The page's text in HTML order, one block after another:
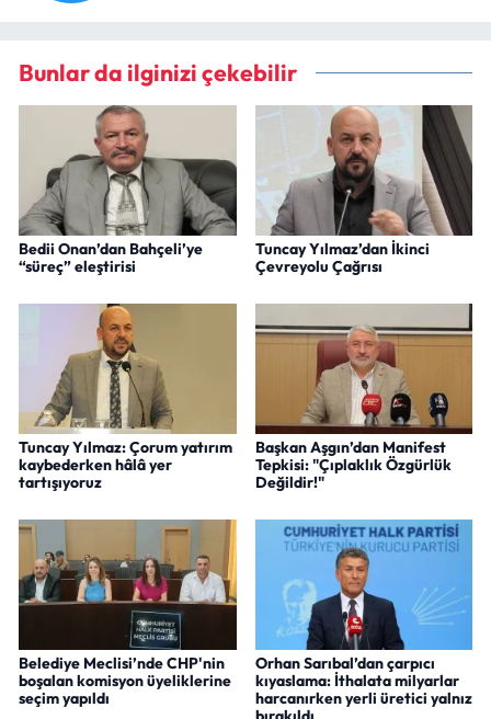
Bunlar da ilginizi çekebilir
Bedii Onan’dan Bahçeli’ye
“süreç” eleştirisi
Tuncay Yılmaz’dan İkinci
Çevreyolu Çağrısı
Tuncay Yılmaz: Çorum yatırım
kaybederken hâlâ yer
tartışıyoruz
Başkan Aşgın’dan Manifest
Tepkisi: "Çıplaklık Özgürlük
Değildir!"
Belediye Meclisi’nde CHP'nin
boşalan komisyon üyeliklerine
seçim yapıldı
Orhan Sarıbal’dan çarpıcı
kıyaslama: İthalata milyarlar
harcanırken yerli üretici yalnız